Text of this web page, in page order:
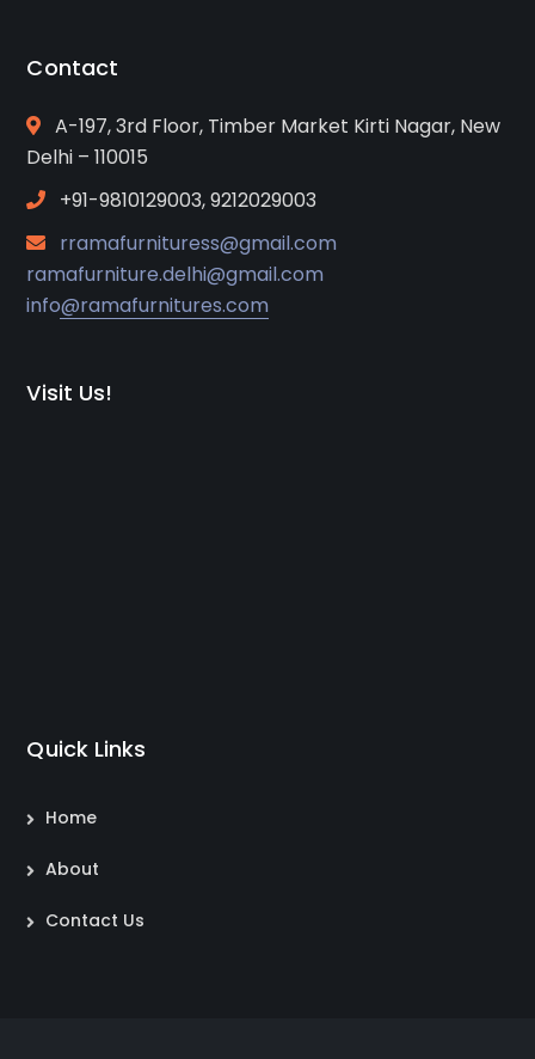
Contact
A-197, 3rd Floor, Timber Market Kirti Nagar, New
Delhi – 110015
+91-9810129003, 9212029003
rramafurnituress@gmail.com
ramafurniture.delhi@gmail.com
info@ramafurnitures.com
Visit Us!
Quick Links
Home
About
Contact Us